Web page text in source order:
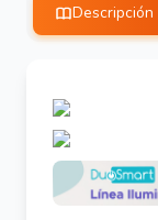
Descripción